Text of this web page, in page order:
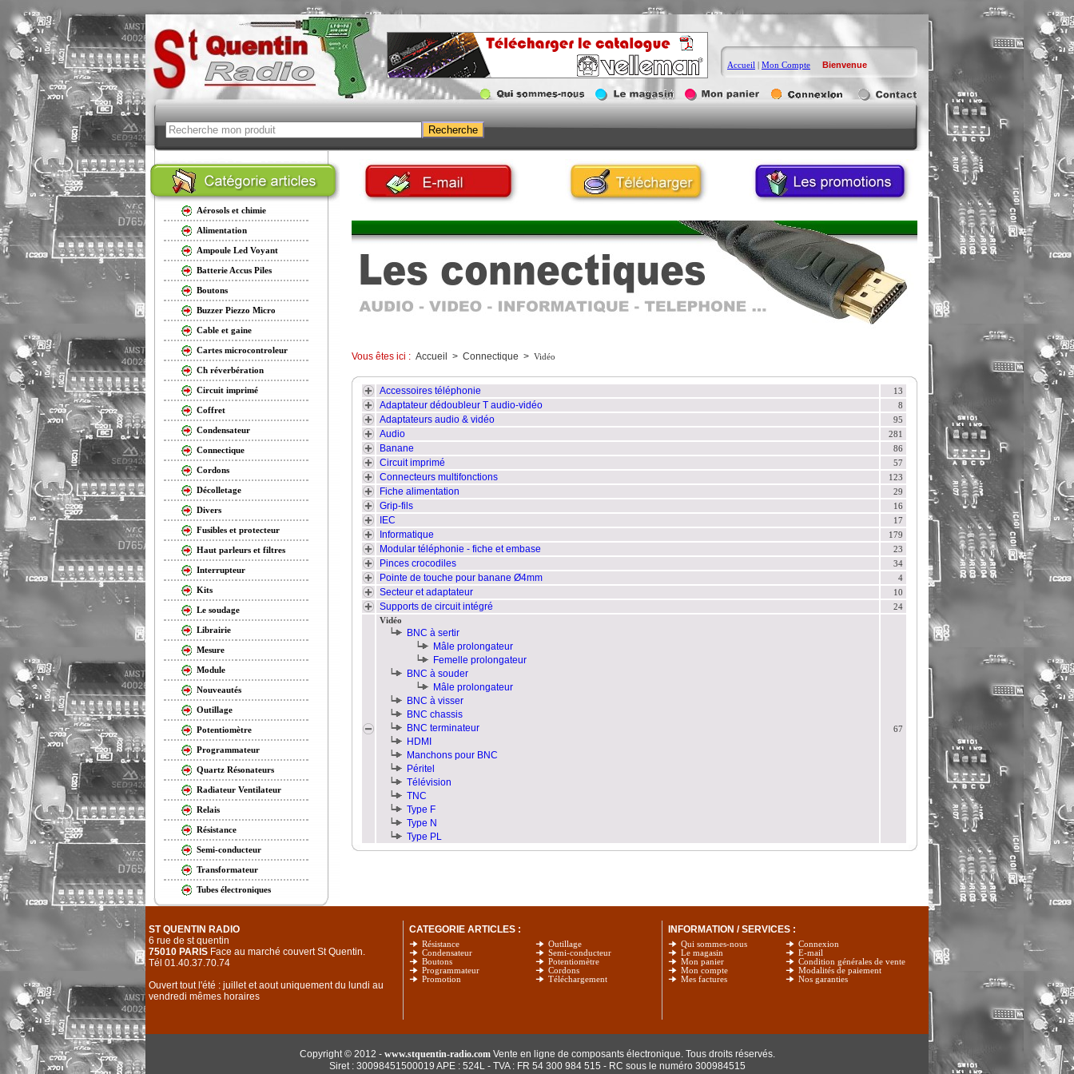
Accueil | Mon Compte Bienvenue
Aérosols et chimie
Alimentation
Ampoule Led Voyant
Batterie Accus Piles
Boutons
Buzzer Piezzo Micro
Cable et gaine
Cartes microcontroleur
Ch réverbération
Circuit imprimé
Coffret
Condensateur
Connectique
Cordons
Décolletage
Divers
Fusibles et protecteur
Haut parleurs et filtres
Interrupteur
Kits
Le soudage
Librairie
Mesure
Module
Nouveautés
Outillage
Potentiomètre
Programmateur
Quartz Résonateurs
Radiateur Ventilateur
Relais
Résistance
Semi-conducteur
Transformateur
Tubes électroniques
Vous êtes ici : Accueil > Connectique > Vidéo
Accessoires téléphonie 13
Adaptateur dédoubleur T audio-vidéo 8
Adaptateurs audio & vidéo 95
Audio 281
Banane 86
Circuit imprimé 57
Connecteurs multifonctions 123
Fiche alimentation 29
Grip-fils 16
IEC 17
Informatique 179
Modular téléphonie - fiche et embase 23
Pinces crocodiles 34
Pointe de touche pour banane Ø4mm 4
Secteur et adaptateur 10
Supports de circuit intégré
24
Vidéo
BNC à sertir
Mâle prolongateur
Femelle prolongateur
BNC à souder
Mâle prolongateur
BNC à visser
BNC chassis
BNC terminateur
HDMI
Manchons pour BNC
Péritel
Télévision
TNC
Type F
Type N
Type PL
67
ST QUENTIN RADIO
6 rue de st quentin
75010 PARIS Face au marché couvert St Quentin.
Tél 01.40.37.70.74
Ouvert tout l'été : juillet et aout uniquement du lundi au
vendredi mêmes horaires
CATEGORIE ARTICLES :
Résistance
Condensateur
Boutons
Programmateur
Promotion
Outillage
Semi-conducteur
Potentiomètre
Cordons
Téléchargement
INFORMATION / SERVICES :
Qui sommes-nous
Le magasin
Mon panier
Mon compte
Mes factures
Connexion
E-mail
Condition générales de vente
Modalités de paiement
Nos garanties
Copyright © 2012 - www.stquentin-radio.comVente en ligne de composants électronique. Tous droits réservés.
Siret : 30098451500019 APE : 524L - TVA : FR 54 300 984 515 - RC sous le numéro 300984515